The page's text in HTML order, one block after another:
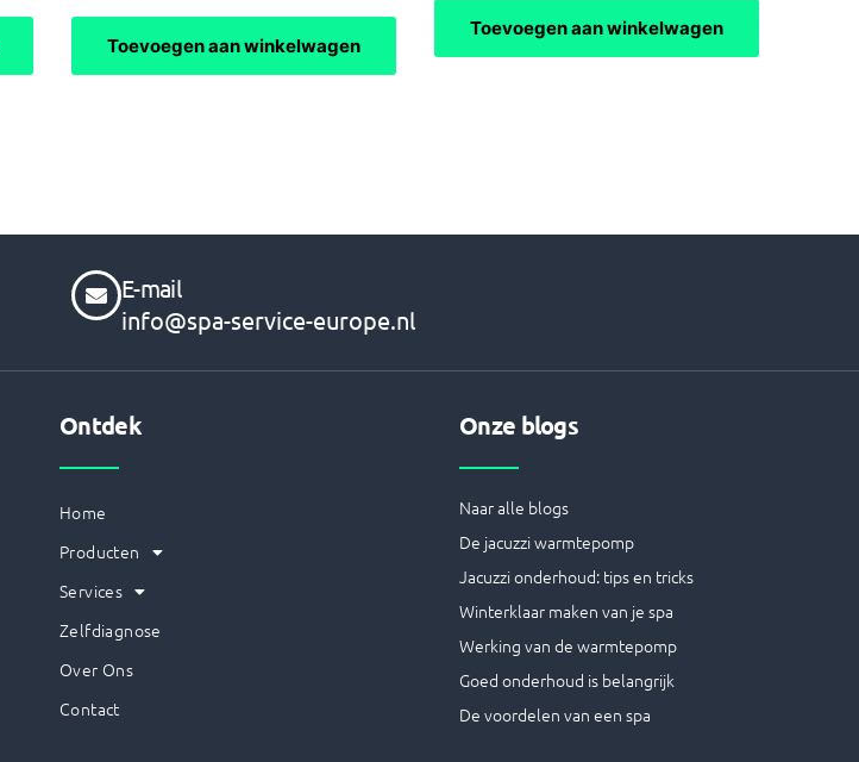
Toevoegen aan winkelwagen
Toevoegen aan winkelwagen
E-mail
info@spa-service-europe.nl
Ontdek
Home
Producten
Services
Zelfdiagnose
Over Ons
Contact
Onze blogs
Naar alle blogs
De jacuzzi warmtepomp
Jacuzzi onderhoud: tips en tricks
Winterklaar maken van je spa
Werking van de warmtepomp
Goed onderhoud is belangrijk
De voordelen van een spa